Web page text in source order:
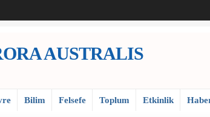
AUSTRALIS
Bilim Felsefe Toplum Etkinlik